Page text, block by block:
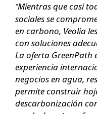
"Mientras que casi
sociales se
en carbono, Veolia
con soluciones
La oferta GreenPath
experiencia
negocios en agua,
permite construir
descarbonización